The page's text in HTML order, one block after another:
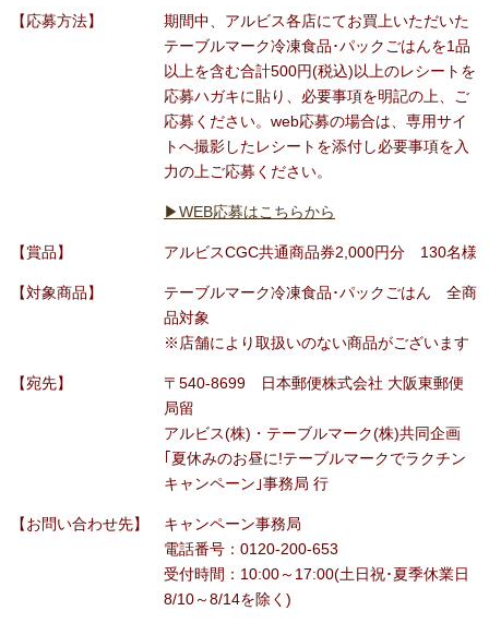
【応募方法】
期間中、アルビス各店にてお買上いただいた
テーブルマーク冷凍食品･パックごはんを1品
以上を含む合計500円(税込)以上のレシートを
応募ハガキに貼り、必要事項を明記の上、ご
応募ください。web応募の場合は、専用サイ
トへ撮影したレシートを添付し必要事項を入
力の上ご応募ください。
▶WEB応募はこちらから
【賞品】 アルビスCGC共通商品券2,000円分 130名様
【対象商品】
テーブルマーク冷凍食品･パックごはん 全商
品対象
※店舗により取扱いのない商品がございます
【宛先】
〒540-8699 日本郵便株式会社 大阪東郵便
局留
アルビス(株)・テーブルマーク(株)共同企画
｢夏休みのお昼に!テーブルマークでラクチン
キャンペーン｣事務局 行
【お問い合わせ先】
キャンペーン事務局
電話番号：0120-200-653
受付時間：10:00～17:00(土日祝･夏季休業日
8/10～8/14を除く)